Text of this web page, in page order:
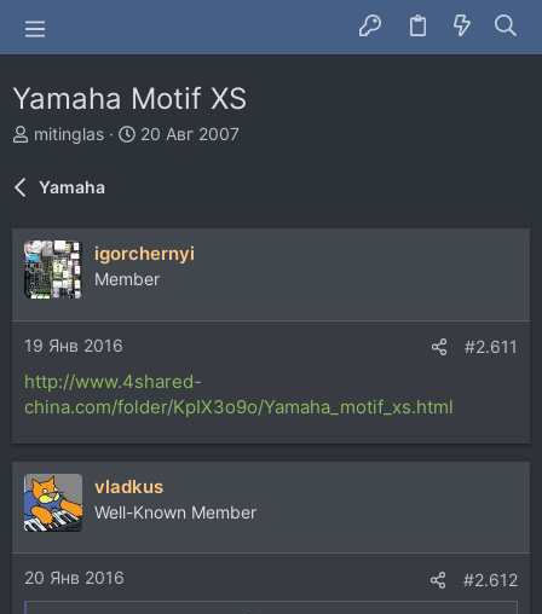
Yamaha Motif XS
А
т
р
т
е
м
mitinglas
Д
н
а
20 Авг 2007
Yamaha
igorchernyi
Member
19 Янв 2016 #2.611
http://www.4shared-
china.com/folder/KpIX3o9o/Yamaha_motif_xs.html
vladkus
Well-Known Member
20 Янв 2016 #2.612